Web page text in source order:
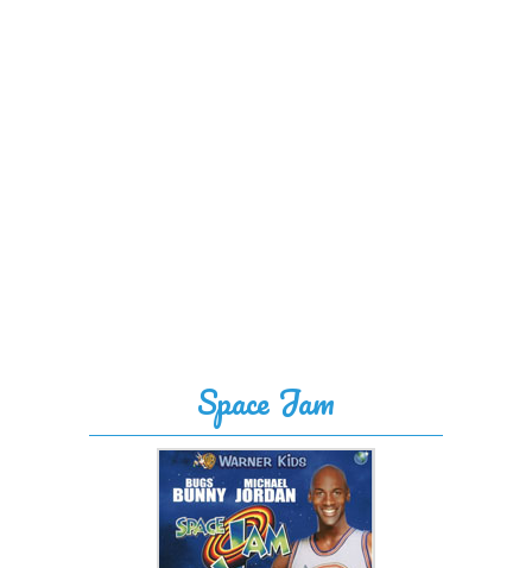
Space Jam